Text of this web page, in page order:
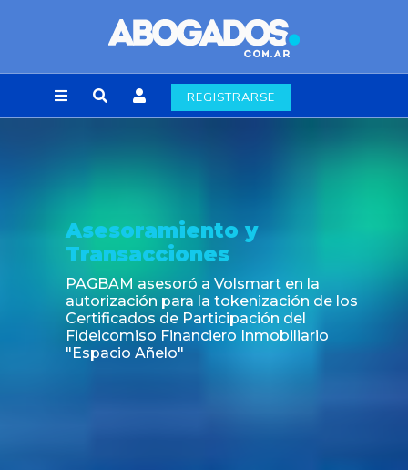
REGISTRARSE
Noticia
Fin de la obligación de rúbrica de los libros
laborales en la Ciudad de Buenos Aires